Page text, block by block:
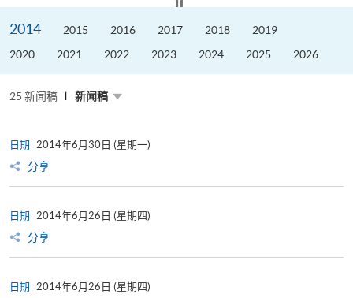
标
计
2026」
推
动
碳
展
2014 2015 2016 2017 2018
2019
2020
2021 2022 2023 2024 2025 2026
25 新闻稿 新闻稿
日期 2014年6月30日 (星期一)
分享
日期 2014年6月26日 (星期四)
分享
日期 2014年6月26日 (星期四)